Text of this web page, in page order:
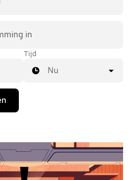
in
Tijd
Nu